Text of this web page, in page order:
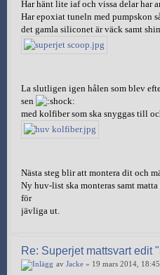
Har hänt lite iaf och vissa delar har
Har epoxiat tuneln med pumpskon
det gamla siliconet är väck samt
La slutligen igen hålen som blev
sen
med kolfiber som ska snyggas till
Nästa steg blir att montera dit och
Ny huv-list ska monteras samt
för
jävliga ut.
Re: Superjet mattsvart edit
av Jacke » 19 mars 2014, 18:45